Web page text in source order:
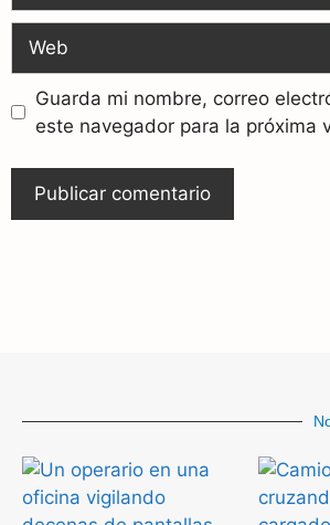
Guarda mi nombre, correo
este navegador para la próxima